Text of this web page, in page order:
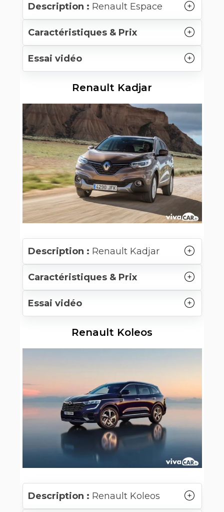
Description : Renault Espace
Caractéristiques & Prix
Essai vidéo
Renault Kadjar
Description : Renault Kadjar
Caractéristiques & Prix
Essai vidéo
Renault Koleos
Description : Renault Koleos